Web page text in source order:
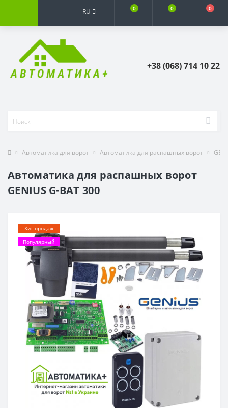
RU 0 0 0
+38 (068) 714 10 22
Автоматика для ворот Автоматика для распашных ворот
Автоматика для распашных ворот
GENIUS G-BAT 300
Хит продаж
Популярный